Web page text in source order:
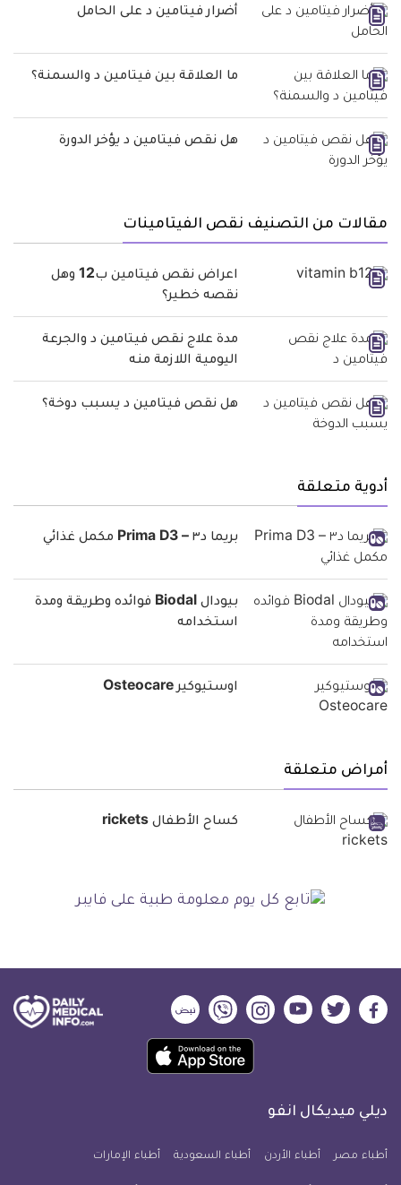
أضرار فيتامين د على الحامل
ما العلاقة بين فيتامين د والسمنة؟
هل نقص فيتامين د يؤخر الدورة
مقالات من التصنيف نقص الفيتامينات
اعراض نقص فيتامين ب12 وهل
نقصه خطير؟
مدة علاج نقص فيتامين د والجرعة
اليومية اللازمة منه
هل نقص فيتامين د يسبب دوخة؟
أدوية متعلقة
بريما د٣ – Prima D3 مكمل غذائي
بيودال Biodal فوائده وطريقة ومدة
استخدامه
اوستيوكير Osteocare
أمراض متعلقة
كساح الأطفال rickets
ديلي
فيسبوك
ديلي
تويتر
ديلي
ميديكال
يوتيوب
ديلي
ميديكال
انفو
ديلي
ميديكال
انفو
ديلي
ميديكال
انفو
حمل
تطبيق
معلومة
ديلي ميديكال انفو
أطباء مصر أطباء الأردن أطباء السعودية أطباء الإمارات